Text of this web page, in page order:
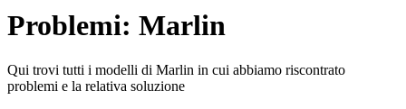
Problemi: Marlin
Qui trovi tutti i modelli di Marlin in cui abbiamo riscontrato
problemi e la relativa soluzione